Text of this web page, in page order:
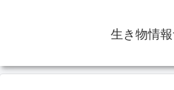
生き物情